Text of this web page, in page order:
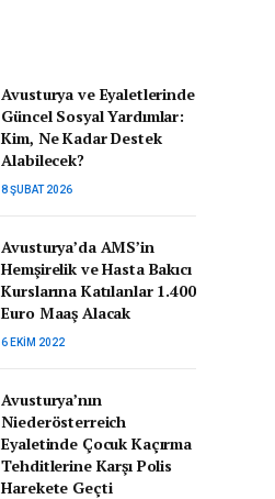
Avusturya ve Eyaletlerinde
Güncel Sosyal Yardımlar:
Kim, Ne Kadar Destek
Alabilecek?
8 ŞUBAT 2026
Avusturya’da AMS’in
Hemşirelik ve Hasta Bakıcı
Kurslarına Katılanlar 1.400
Euro Maaş Alacak
6 EKIM 2022
Avusturya’nın
Niederösterreich
Eyaletinde Çocuk Kaçırma
Tehditlerine Karşı Polis
Harekete Geçti